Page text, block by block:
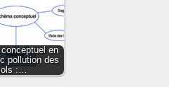
en
pollution des
:…